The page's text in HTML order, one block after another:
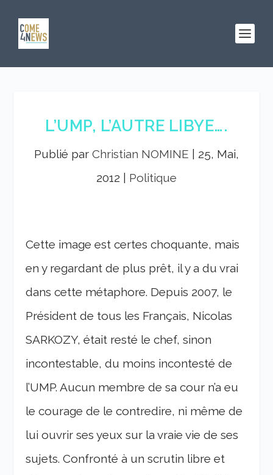
L’UMP, L’AUTRE LIBYE….
Publié par Christian NOMINE
25, Mai,
2012
Politique
Cette image est certes choquante, mais
en y regardant de plus prêt, il y a du vrai
dans cette métaphore. Depuis 2007, le
Président de tous les Français, Nicolas
SARKOZY, était resté le chef, sinon
incontestable, du moins incontesté de
l’UMP. Aucun membre de sa cour n’a eu
le courage de le contredire, ni même de
lui ouvrir ses yeux sur la vraie vie de ses
sujets.Confronté à un scrutin libre et